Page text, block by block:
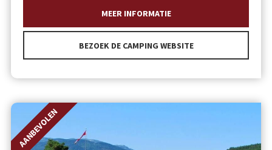
MEER INFORMATIE
BEZOEK DE CAMPING WEBSITE
AANBEVOLEN